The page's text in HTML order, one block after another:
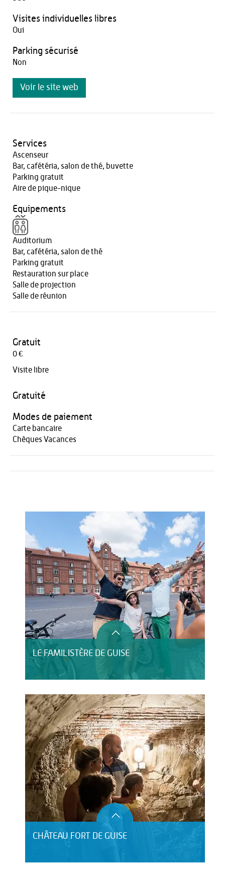
Visites individuelles libres
Oui
Parking sécurisé
Non
Voir le site web
Services
Ascenseur
Bar, cafétéria, salon de thé, buvette
Parking gratuit
Aire de pique-nique
Equipements
Auditorium
Bar, cafétéria, salon de thé
Parking gratuit
Restauration sur place
Salle de projection
Salle de réunion
Gratuit
0 €
Visite libre
Gratuité
Modes de paiement
Carte bancaire
Chèques Vacances
LE FAMILISTÈRE DE GUISE
CHÂTEAU FORT DE GUISE